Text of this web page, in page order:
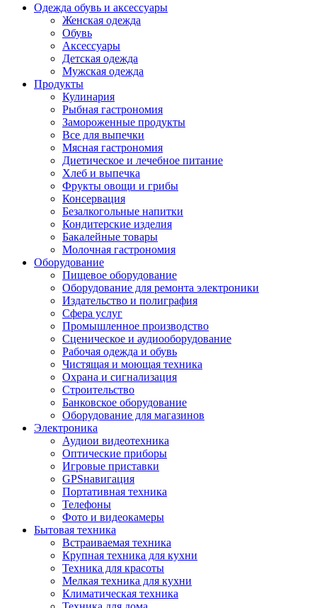
Одежда обувь и аксессуары
Женская одежда
Обувь
Аксессуары
Детская одежда
Мужская одежда
Продукты
Кулинария
Рыбная гастрономия
Замороженные продукты
Все для выпечки
Мясная гастрономия
Диетическое и лечебное питание
Хлеб и выпечка
Фрукты овощи и грибы
Консервация
Безалкогольные напитки
Кондитерские изделия
Бакалейные товары
Молочная гастрономия
Оборудование
Пищевое оборудование
Оборудование для ремонта электроники
Издательство и полиграфия
Сфера услуг
Промышленное производство
Сценическое и аудиооборудование
Рабочая одежда и обувь
Чистящая и моющая техника
Охрана и сигнализация
Строительство
Банковское оборудование
Оборудование для магазинов
Электроника
Аудиои видеотехника
Оптические приборы
Игровые приставки
GPSнавигация
Портативная техника
Телефоны
Фото и видеокамеры
Бытовая техника
Встраиваемая техника
Крупная техника для кухни
Техника для красоты
Мелкая техника для кухни
Климатическая техника